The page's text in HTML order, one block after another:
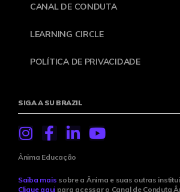
CANAL DE CONDUTA
LEARNING CIRCLE
POLÍTICA DE PRIVACIDADE
SIGA A SU BRAZIL
Ânima Educação
Saiba mais sobre a Ânima e suas outras
Clique aqui para acessar o Canal de Conduta